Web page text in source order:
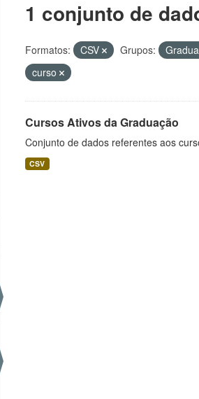
1 conjunto de
Formatos: CSV Grupos:
curso
Cursos Ativos da Graduação
Conjunto de dados referentes aos
CSV